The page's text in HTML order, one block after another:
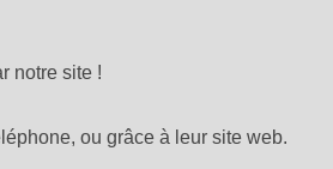
notre site !
ou grâce à leur site web.